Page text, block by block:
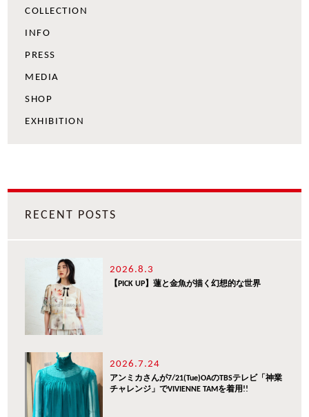
COLLECTION
INFO
PRESS
MEDIA
SHOP
EXHIBITION
RECENT POSTS
2026.8.3
【PICK UP】蓮と金魚が描く幻想的な世界
2026.7.24
アンミカさんが7/21(Tue)OAのTBSテレビ「神業
チャレンジ」でVIVIENNE TAMを着用!!